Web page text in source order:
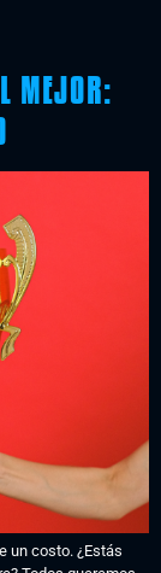
MEJOR:
un costo. ¿Estás